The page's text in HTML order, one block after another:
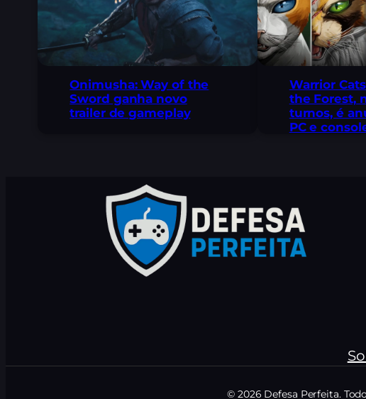
Onimusha: Way of the
Sword ganha novo
trailer de gameplay
Warrior
the Forest,
turnos, é
PC e
© 2026 Defesa Perfeita.